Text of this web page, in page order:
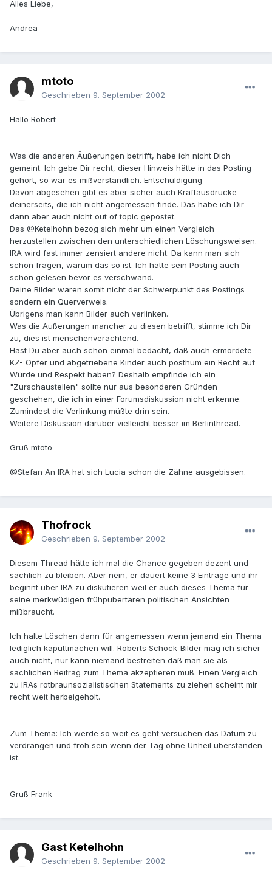
Alles Liebe,
Andrea
mtoto
Geschrieben 9. September 2002
Hallo Robert
Was die anderen Äußerungen betrifft, habe ich nicht Dich
gemeint. Ich gebe Dir recht, dieser Hinweis hätte in das Posting
gehört, so war es mißverständlich. Entschuldigung
Davon abgesehen gibt es aber sicher auch Kraftausdrücke
deinerseits, die ich nicht angemessen finde. Das habe ich Dir
dann aber auch nicht out of topic gepostet.
Das @Ketelhohn bezog sich mehr um einen Vergleich
herzustellen zwischen den unterschiedlichen Löschungsweisen.
IRA wird fast immer zensiert andere nicht. Da kann man sich
schon fragen, warum das so ist. Ich hatte sein Posting auch
schon gelesen bevor es verschwand.
Deine Bilder waren somit nicht der Schwerpunkt des Postings
sondern ein Querverweis.
Übrigens man kann Bilder auch verlinken.
Was die Äußerungen mancher zu diesen betrifft, stimme ich Dir
zu, dies ist menschenverachtend.
Hast Du aber auch schon einmal bedacht, daß auch ermordete
KZ- Opfer und abgetriebene Kinder auch posthum ein Recht auf
Würde und Respekt haben? Deshalb empfinde ich ein
"Zurschaustellen" sollte nur aus besonderen Gründen
geschehen, die ich in einer Forumsdiskussion nicht erkenne.
Zumindest die Verlinkung müßte drin sein.
Weitere Diskussion darüber vielleicht besser im Berlinthread.
Gruß mtoto
@Stefan An IRA hat sich Lucia schon die Zähne ausgebissen.
Thofrock
Geschrieben 9. September 2002
Diesem Thread hätte ich mal die Chance gegeben dezent und
sachlich zu bleiben. Aber nein, er dauert keine 3 Einträge und ihr
beginnt über IRA zu diskutieren weil er auch dieses Thema für
seine merkwüdigen frühpubertären politischen Ansichten
mißbraucht.
Ich halte Löschen dann für angemessen wenn jemand ein Thema
lediglich kaputtmachen will. Roberts Schock-Bilder mag ich sicher
auch nicht, nur kann niemand bestreiten daß man sie als
sachlichen Beitrag zum Thema akzeptieren muß. Einen Vergleich
zu IRAs rotbraunsozialistischen Statements zu ziehen scheint mir
recht weit herbeigeholt.
Zum Thema: Ich werde so weit es geht versuchen das Datum zu
verdrängen und froh sein wenn der Tag ohne Unheil überstanden
ist.
Gruß Frank
Gast Ketelhohn
Geschrieben 9. September 2002